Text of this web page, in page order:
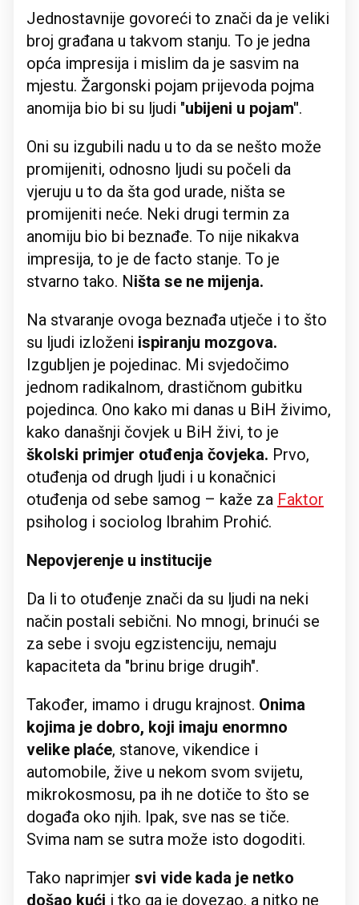
Jednostavnije govoreći to znači da je veliki
broj građana u takvom stanju. To je jedna
opća impresija i mislim da je sasvim na
mjestu. Žargonski pojam prijevoda pojma
anomija bio bi su ljudi "ubijeni u pojam".
Oni su izgubili nadu u to da se nešto može
promijeniti, odnosno ljudi su počeli da
vjeruju u to da šta god urade, ništa se
promijeniti neće. Neki drugi termin za
anomiju bio bi beznađe. To nije nikakva
impresija, to je de facto stanje. To je
stvarno tako. Ništa se ne mijenja.
Na stvaranje ovoga beznađa utječe i to što
su ljudi izloženi ispiranju mozgova.
Izgubljen je pojedinac. Mi svjedočimo
jednom radikalnom, drastičnom gubitku
pojedinca. Ono kako mi danas u BiH živimo,
kako današnji čovjek u BiH živi, to je
školski primjer otuđenja čovjeka. Prvo,
otuđenja od drugh ljudi i u konačnici
otuđenja od sebe samog – kaže za Faktor
psiholog i sociolog Ibrahim Prohić.
Nepovjerenje u institucije
Da li to otuđenje znači da su ljudi na neki
način postali sebični. No mnogi, brinući se
za sebe i svoju egzistenciju, nemaju
kapaciteta da "brinu brige drugih".
Također, imamo i drugu krajnost. Onima
kojima je dobro, koji imaju enormno
velike plaće, stanove, vikendice i
automobile, žive u nekom svom svijetu,
mikrokosmosu, pa ih ne dotiče to što se
događa oko njih. Ipak, sve nas se tiče.
Svima nam se sutra može isto dogoditi.
Tako naprimjer svi vide kada je netko
došao kući i tko ga je dovezao, a nitko ne